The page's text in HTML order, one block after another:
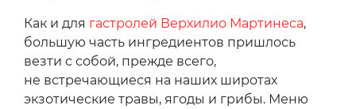
Как и для гастролей Верхилио Мартинеса,
большую часть ингредиентов пришлось
везти с собой, прежде всего,
не встречающиеся на наших широтах
экзотические травы, ягоды и грибы. Меню